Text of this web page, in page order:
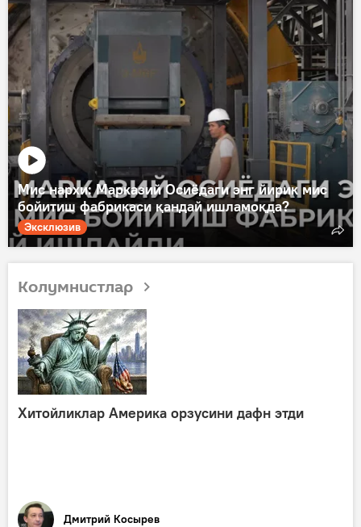
Эксклюзив
Мис нархи: Марказий Осиёдаги энг йирик мис
бойитиш фабрикаси қандай ишламоқда?
Колумнистлар
Хитойликлар Америка орзусини дафн этди
Дмитрий Косырев